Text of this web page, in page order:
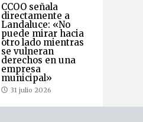
CCOO señala
directamente a
Landaluce: «No
puede mirar hacia
otro lado mientras
se vulneran
derechos en una
empresa
municipal»
31 julio 2026